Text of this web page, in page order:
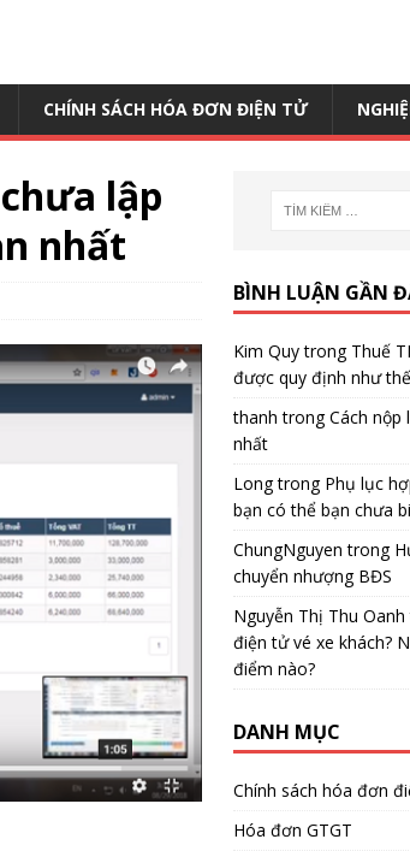
CHÍNH SÁCH HÓA ĐƠN ĐIỆN TỬ
lập
nhất
BÌNH LUẬN GẦN
Kim Quytrong Thuế
được quy định như
thanh trongCách nộp
nhất
Longtrong Phụ lục
bạn có thể bạn chưa
ChungNguyen trong
chuyển nhượng BĐS
Nguyễn Thị Thu Oanh
điện tử vé xe khách?
điểm nào?
DANH MỤC
Chính sách hóa đơn
Hóa đơn GTGT